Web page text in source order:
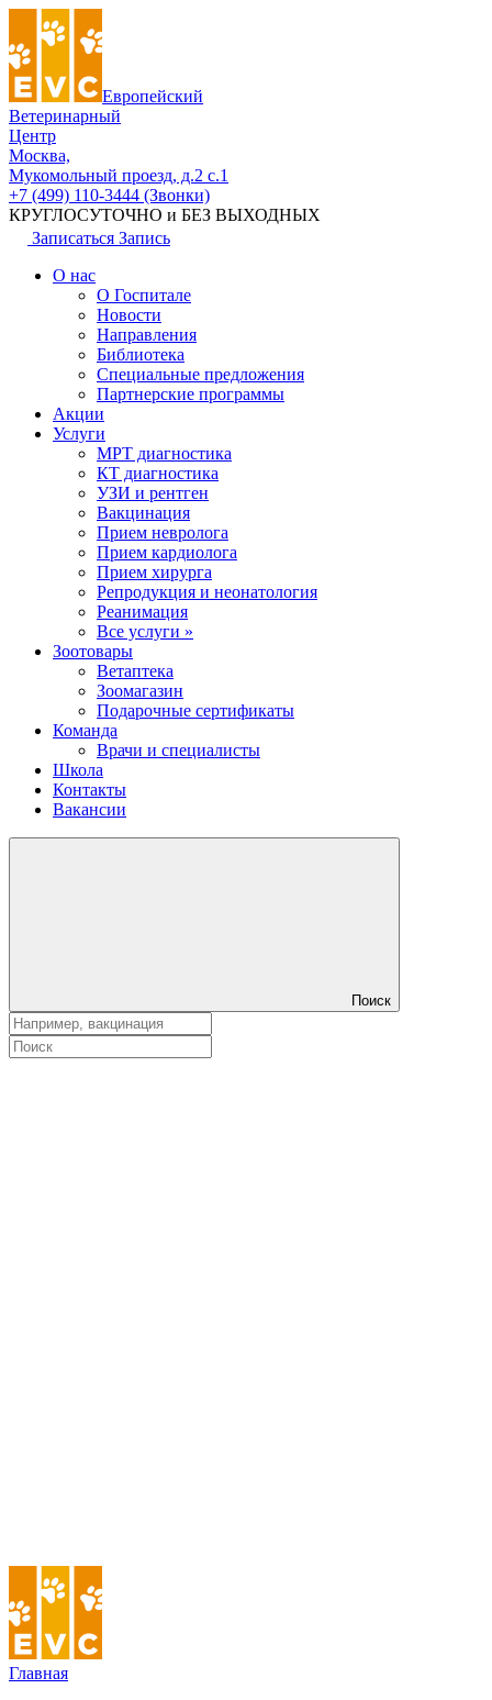
Европейский
Ветеринарный
Центр
Москва,
Мукомольный проезд, д.2 с.1
+7 (499) 110-3444 (Звонки)
КРУГЛОСУТОЧНО и БЕЗ ВЫХОДНЫХ
Записаться Запись
О нас
О Госпитале
Новости
Направления
Библиотека
Специальные предложения
Партнерские программы
Акции
Услуги
МРТ диагностика
КТ диагностика
УЗИ и рентген
Вакцинация
Прием невролога
Прием кардиолога
Прием хирурга
Репродукция и неонатология
Реанимация
Все услуги »
Зоотовары
Ветаптека
Зоомагазин
Подарочные сертификаты
Команда
Врачи и специалисты
Школа
Контакты
Вакансии
Поиск
Главная